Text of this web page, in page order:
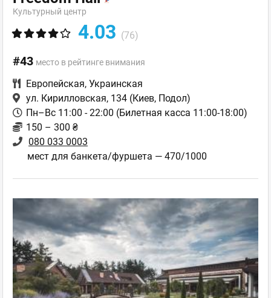
Культурный центр
4.03 (76)
#43 место в рейтинге внимания
Европейская, Украинская
ул. Кирилловская, 134 (Киев, Подол)
Пн–Вс 11:00 - 22:00 (Билетная касса 11:00-18:00)
150 – 300 ₴
080 033 0003
мест для банкета/фуршета — 470/1000